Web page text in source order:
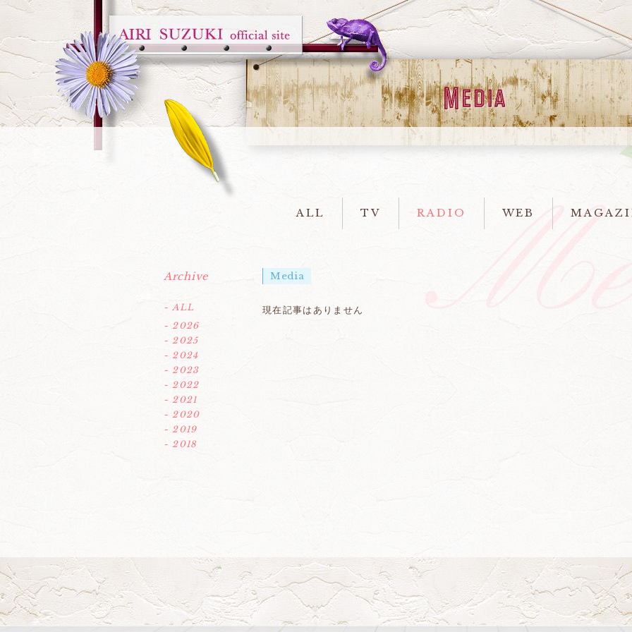
ALL TV RADIO WEB
Media
現在記事はありません
Archive
- ALL
- 2026
- 2025
- 2024
- 2023
- 2022
- 2021
- 2020
- 2019
- 2018